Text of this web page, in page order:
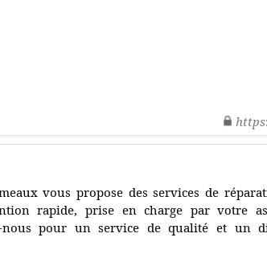
https
vous propose des services de
rapide, prise en charge par votre
nous pour un service de qualité et un